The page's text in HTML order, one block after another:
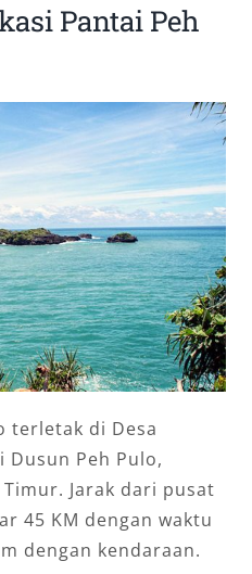
Pantai Peh
terletak di Desa
Peh Pulo,
Jarak dari pusat
45 KM dengan waktu
dengan kendaraan.